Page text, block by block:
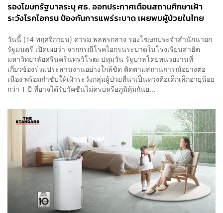
รองโฆษกรัฐบาลระบุ ศธ. ออกประกาศเตือนสถานศึกษาเฝ้า
ระวังโรคไอกรน ป้องกันการแพร่ระบาด เผยพบผู้ป่วยในไทย
วันนี้ (14 พฤศจิกายน) คารม พลพรกลาง รองโฆษกประจำสำนักนายก
รัฐมนตรี เปิดเผยว่า จากกรณีโรคไอกรนระบาดในโรงเรียนสาธิต
มหาวิทยาลัยศรีนครินทรวิโรฒ ปทุมวัน รัฐบาลโดยหน่วยงานที่
เกี่ยวข้องร่วมประสานงานอย่างใกล้ชิด ติดตามสถานการณ์อย่างต่อ
เนื่อง พร้อมกำชับให้เฝ้าระวังกลุ่มผู้ป่วยที่น่าเป็นห่วงคือเด็กเล็กอายุน้อย
กว่า 1 ปี ที่อาจได้รับวัคซีนไม่ครบหรือภูมิคุ้มกันย...